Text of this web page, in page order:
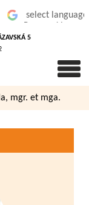
5
mgr. et mga.